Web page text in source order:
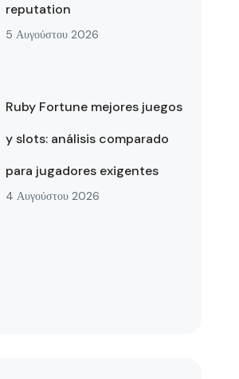
reputation
5 Αυγούστου 2026
Ruby Fortune mejores juegos
y slots: análisis comparado
para jugadores exigentes
4 Αυγούστου 2026